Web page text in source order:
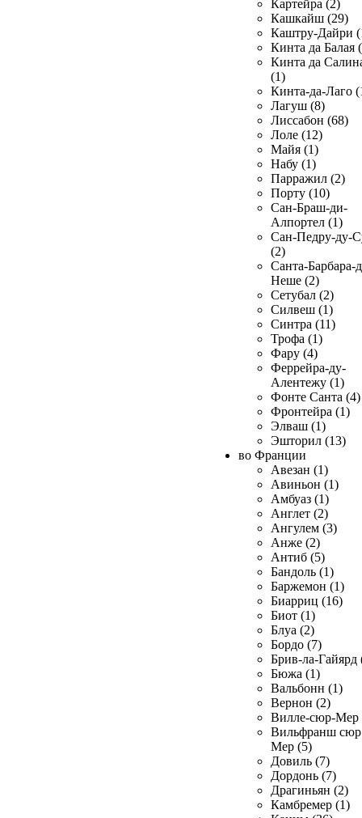
Картейра (2)
Кашкайш (29)
Каштру-Дайри
Кинта да Балая
Кинта да
(1)
Кинта-да-Лаго
Лагуш (8)
Лиссабон (68)
Лоле (12)
Майя (1)
Набу (1)
Парражил (2)
Порту (10)
Сан-Браш-ди-
Алпортел (1)
Сан-Педру-ду-
(2)
Санта-Барбара-
Неше (2)
Сетубал (2)
Силвеш (1)
Синтра (11)
Трофа (1)
Фару (4)
Феррейра-ду-
Алентежу (1)
Фонте Санта (4)
Фронтейра (1)
Элваш (1)
Эшторил (13)
во Франции
Авезан (1)
Авиньон (1)
Амбуаз (1)
Англет (2)
Ангулем (3)
Анже (2)
Антиб (5)
Бандоль (1)
Баржемон (1)
Биарриц (16)
Биот (1)
Блуа (2)
Бордо (7)
Брив-ла-Гайярд
Бюжа (1)
Вальбонн (1)
Вернон (2)
Вилле-сюр-Мер
Вильфранш сюр
Мер (5)
Довиль (7)
Дордонь (7)
Драгиньян (2)
Камбремер (1)